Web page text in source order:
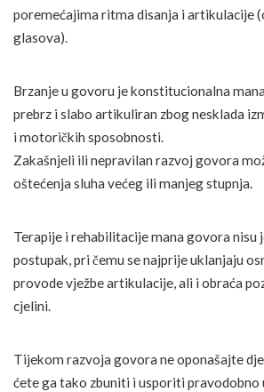
poremećajima ritma disanja i artikulacije
glasova).
Brzanje u govoru je konstitucionalna
prebrz i slabo artikuliran zbog nesklada
i motoričkih sposobnosti.
Zakašnjeli ili nepravilan razvoj govora
oštećenja sluha većeg ili manjeg stupnja.
Terapije i rehabilitacije mana govora nisu
postupak, pri čemu se najprije uklanjaju
provode vježbe artikulacije, ali i obraća
cjelini.
Tijekom razvoja govora ne oponašajte
ćete ga tako zbuniti i usporiti pravodobno